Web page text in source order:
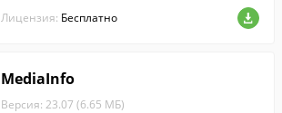
а, яркость, контраст....
Лицензия: Бесплатно
MediaInfo
Версия: 23.07 (6.65 МБ)